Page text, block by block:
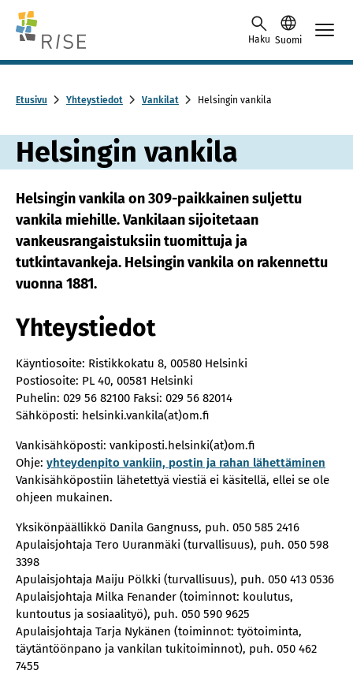
Skip to content -saavutettavuusohje
Haku Suomi
Etusivu Yhteystiedot Vankilat Helsingin vankila
Helsingin vankila
Helsingin vankila on 309-paikkainen suljettu
vankila miehille. Vankilaan sijoitetaan
vankeusrangaistuksiin tuomittuja ja
tutkintavankeja. Helsingin vankila on rakennettu
vuonna 1881.
Yhteystiedot
Käyntiosoite: Ristikkokatu 8, 00580 Helsinki
Postiosoite: PL 40, 00581 Helsinki
Puhelin: 029 56 82100 Faksi: 029 56 82014
Sähköposti: helsinki.vankila(at)om.fi
Vankisähköposti: vankiposti.helsinki(at)om.fi
Ohje: yhteydenpito vankiin, postin ja rahan lähettäminen
Vankisähköpostiin lähetettyä viestiä ei käsitellä, ellei se ole
ohjeen mukainen.
Yksikönpäällikkö Danila Gangnuss, puh. 050 585 2416
Apulaisjohtaja Tero Uuranmäki (turvallisuus), puh. 050 598
3398
Apulaisjohtaja Maiju Pölkki (turvallisuus), puh. 050 413 0536
Apulaisjohtaja Milka Fenander (toiminnot: koulutus,
kuntoutus ja sosiaalityö), puh. 050 590 9625
Apulaisjohtaja Tarja Nykänen (toiminnot: työtoiminta,
täytäntöönpano ja vankilan tukitoiminnot), puh. 050 462
7455